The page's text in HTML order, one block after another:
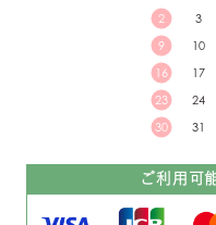
2
3
9
10
16
17
23
24
30
31
ご利用可